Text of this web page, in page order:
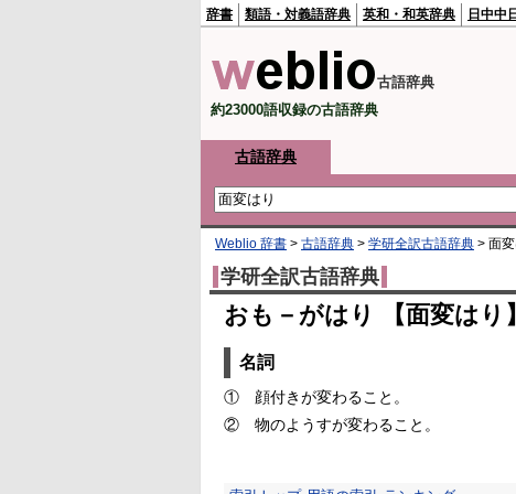
辞書 類語・対義語辞典 英和・和英辞典 日中中
古語辞典
約23000語収録の古語辞典
古語辞典
Weblio 辞書 > 古語辞典 > 学研全訳古語辞典 > 面変
学研全訳古語辞典
おも－がはり 【面変はり】
名詞
①
顔付きが変わること。
②
物のようすが変わること。